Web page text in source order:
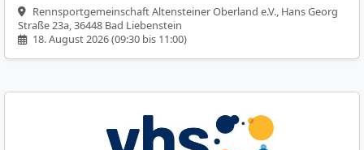
Rennsportgemeinschaft Altensteiner Oberland e.V., Hans Georg
Straße 23a, 36448 Bad Liebenstein
18. August 2026 (09:30 bis 11:00)